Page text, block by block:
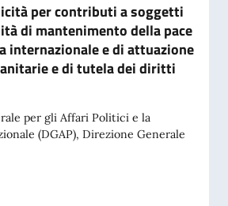
per contributi a soggetti
di mantenimento della pace
internazionale e di attuazione
e di tutela dei diritti
per gli Affari Politici e la
(DGAP), Direzione Generale